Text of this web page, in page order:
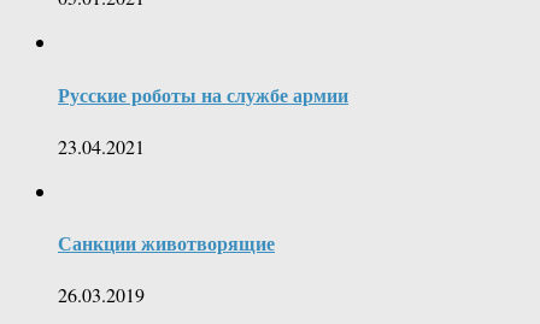
Русские роботы на службе армии
23.04.2021
Санкции животворящие
26.03.2019